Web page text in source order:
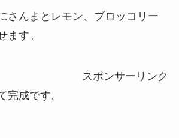
さんまとレモン、ブロッコリー
ます。
スポンサーリンク
成です。